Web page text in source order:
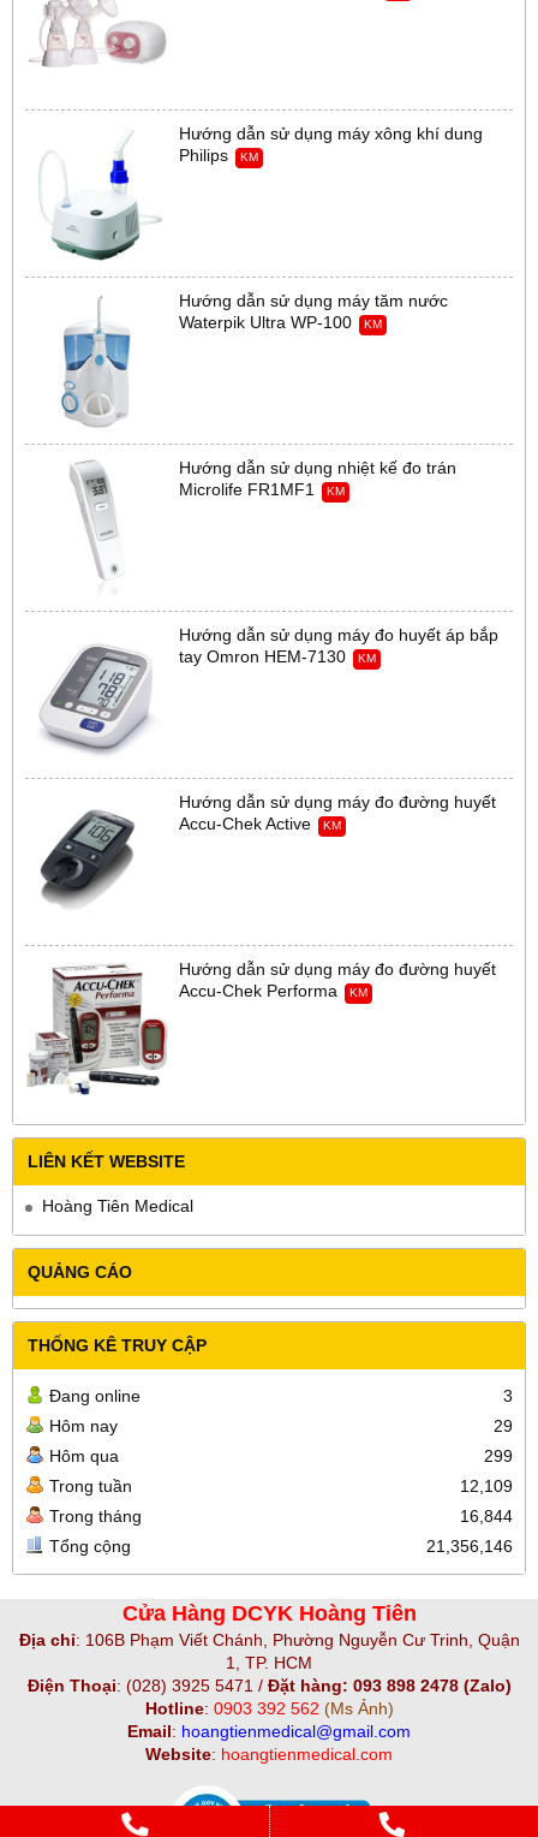
Hướng dẫn sử dụng máy xông khí dung
Philips
KM
Hướng dẫn sử dụng máy tăm nước
Waterpik Ultra WP-100
KM
Hướng dẫn sử dụng nhiệt kế đo trán
Microlife FR1MF1
KM
Hướng dẫn sử dụng máy đo huyết áp bắp
tay Omron HEM-7130
KM
Hướng dẫn sử dụng máy đo đường huyết
Accu-Chek Active
KM
Hướng dẫn sử dụng máy đo đường huyết
Accu-Chek Performa
KM
LIÊN KẾT WEBSITE
Hoàng Tiên Medical
QUẢNG CÁO
THỐNG KÊ TRUY CẬP
Đang online
3
Hôm nay
29
Hôm qua
299
Trong tuần
12,109
Trong tháng
16,844
Tổng cộng
21,356,146
Cửa Hàng DCYK Hoàng Tiên
Địa chỉ: 106B Phạm Viết Chánh, Phường Nguyễn Cư Trinh, Quận
1, TP. HCM
Điện Thoại: (028) 3925 5471 / Đặt hàng: 093 898 2478 (Zalo)
Hotline: 0903 392 562 (Ms Ảnh)
Email: hoangtienmedical@gmail.com
Website: hoangtienmedical.com